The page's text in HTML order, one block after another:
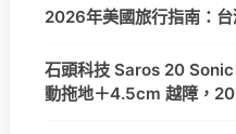
2026年美國旅行指南：
石頭科技 Saros 20
動拖地＋4.5cm 越障，